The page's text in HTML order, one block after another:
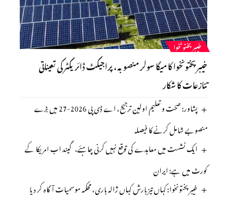
خیبرپختونخوا
خیبر پختونخوا کا میگا سولر منصوبہ ، پراجیکٹ ڈائریکٹر کی تعیناتی
تنازعات کا شکار
پشاور: صحت و تعلیم اولین ترجیح، اے ڈی پی 2026-27 میں بڑے
منصوبے شامل کرنے کا فیصلہ
ایک نشست میں معاہدے کی توقع نہیں کرنی چاہئے، گیند اب امریکا کے
کورٹ میں ہے: ایران
خیبرپختونخوا: کہاں تیز بارش کہاں ژالہ باری، محکمہ موسمیات آگاہ کر دیا